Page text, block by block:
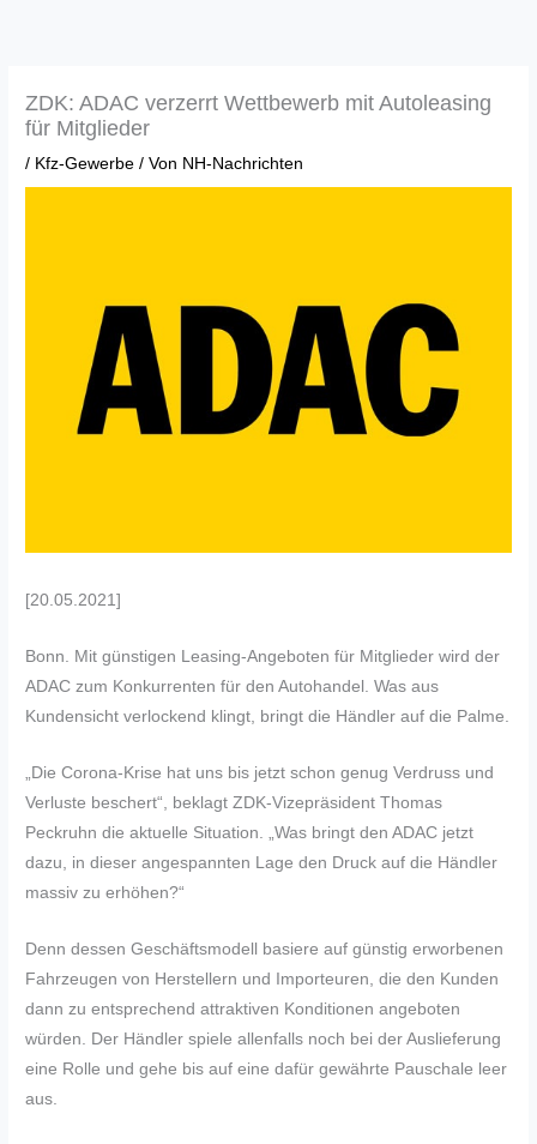
ZDK: ADAC verzerrt Wettbewerb mit Autoleasing
für Mitglieder
/ Kfz-Gewerbe / Von NH-Nachrichten
[20.05.2021]
Bonn. Mit günstigen Leasing-Angeboten für Mitglieder wird der
ADAC zum Konkurrenten für den Autohandel. Was aus
Kundensicht verlockend klingt, bringt die Händler auf die Palme.
„Die Corona-Krise hat uns bis jetzt schon genug Verdruss und
Verluste beschert“, beklagt ZDK-Vizepräsident Thomas
Peckruhn die aktuelle Situation. „Was bringt den ADAC jetzt
dazu, in dieser angespannten Lage den Druck auf die Händler
massiv zu erhöhen?“
Denn dessen Geschäftsmodell basiere auf günstig erworbenen
Fahrzeugen von Herstellern und Importeuren, die den Kunden
dann zu entsprechend attraktiven Konditionen angeboten
würden. Der Händler spiele allenfalls noch bei der Auslieferung
eine Rolle und gehe bis auf eine dafür gewährte Pauschale leer
aus.